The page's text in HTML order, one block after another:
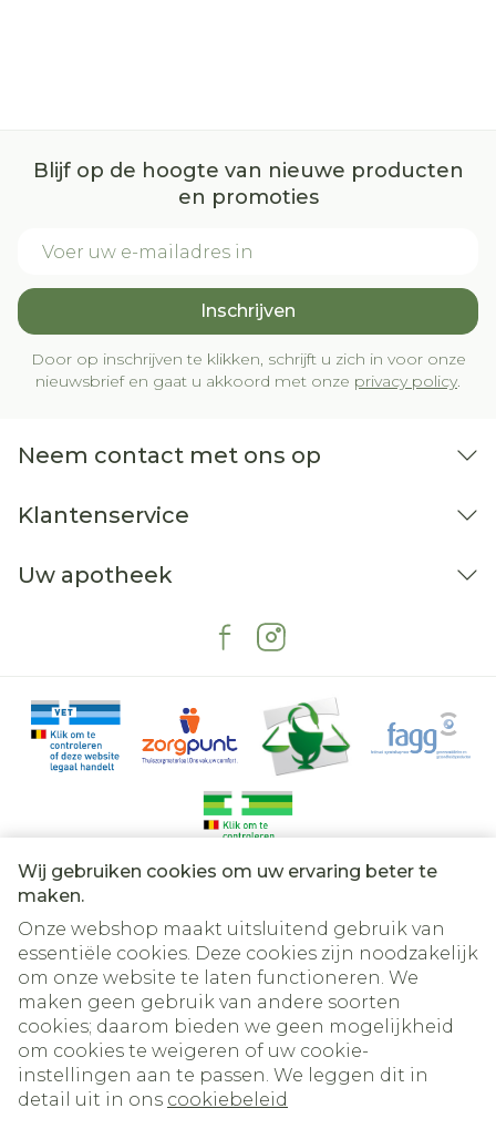
Wij gebruiken cookies om uw ervaring beter te
maken.
Onze webshop maakt uitsluitend gebruik van
essentiële cookies. Deze cookies zijn noodzakelijk
om onze website te laten functioneren. We
maken geen gebruik van andere soorten
cookies; daarom bieden we geen mogelijkheid
om cookies te weigeren of uw cookie-
instellingen aan te passen. We leggen dit in
detail uit in ons cookiebeleid
Blijf op de hoogte van nieuwe producten
en promoties
Inschrijven
Door op inschrijven te klikken, schrijft u zich in voor onze
nieuwsbrief en gaat u akkoord met onze privacy policy.
Neem contact met ons op
Klantenservice
Uw apotheek
Juridische links